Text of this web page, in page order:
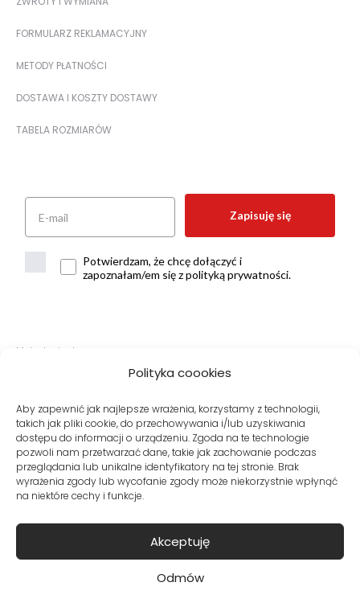
Polityka coookies
Aby zapewnić jak najlepsze wrażenia, korzystamy z technologii,
takich jak pliki cookie, do przechowywania i/lub uzyskiwania
dostępu do informacji o urządzeniu. Zgoda na te technologie
pozwoli nam przetwarzać dane, takie jak zachowanie podczas
przeglądania lub unikalne identyfikatory na tej stronie. Brak
wyrażenia zgody lub wycofanie zgody może niekorzystnie wpłynąć
na niektóre cechy i funkcje.
Akceptuję
Odmów
FORMULARZ REKLAMACYJNY
METODY PŁATNOŚCI
DOSTAWA I KOSZTY DOSTAWY
TABELA ROZMIARÓW
Zapisuję się
Potwierdzam, że chcę dołączyć i
zapoznałam/em się z polityką prywatności.
Metody dostawy:
Bezpieczne płatności:
© Copyright VITO VERGELIS® Sklep internetowy z odzieżą damską